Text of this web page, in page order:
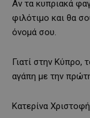
Αν τα κυπριακά
φιλότιμο και θα
όνομά σου.
Γιατί στην Κύπρο,
αγάπη με την
Κατερίνα Χριστοφή